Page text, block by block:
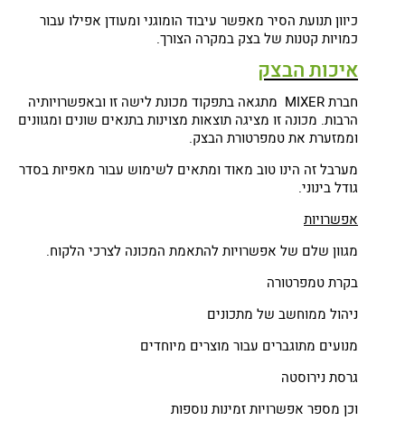
כיוון תנועת הסיר מאפשר עיבוד הומוגני ומעודן אפילו עבור
כמויות קטנות של בצק במקרה הצורך.
איכות הבצק
חברת MIXER מתגאה בתפקוד מכונת לישה זו ובאפשרויותיה
הרבות. מכונה זו מציגה תוצאות מצוינות בתנאים שונים ומגוונים
וממזערת את טמפרטורת הבצק.
מערבל זה הינו טוב מאוד ומתאים לשימוש עבור מאפיות בסדר
גודל בינוני.
אפשרויות
מגוון שלם של אפשרויות להתאמת המכונה לצרכי הלקוח.
בקרת טמפרטורה
ניהול ממוחשב של מתכונים
מנועים מתוגברים עבור מוצרים מיוחדים
גרסת נירוסטה
וכן מספר אפשרויות זמינות נוספות